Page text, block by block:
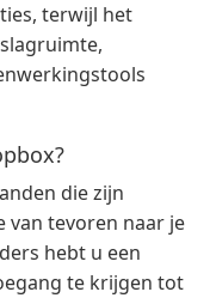
terwijl het
die zijn
van tevoren naar je
hebt u een
te krijgen tot